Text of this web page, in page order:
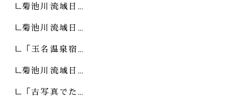
菊池川流域日…
菊池川流域日…
「玉名温泉宿…
菊池川流域日…
「古写真でた…